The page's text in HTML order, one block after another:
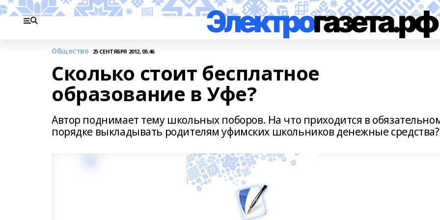
Общество 25 СЕНТЯБРЯ 2012, 05:46
Сколько стоит бесплатное
образование в Уфе?
Автор поднимает тему школьных поборов. На что приходится в
порядке выкладывать родителям уфимских школьников денежные средства?